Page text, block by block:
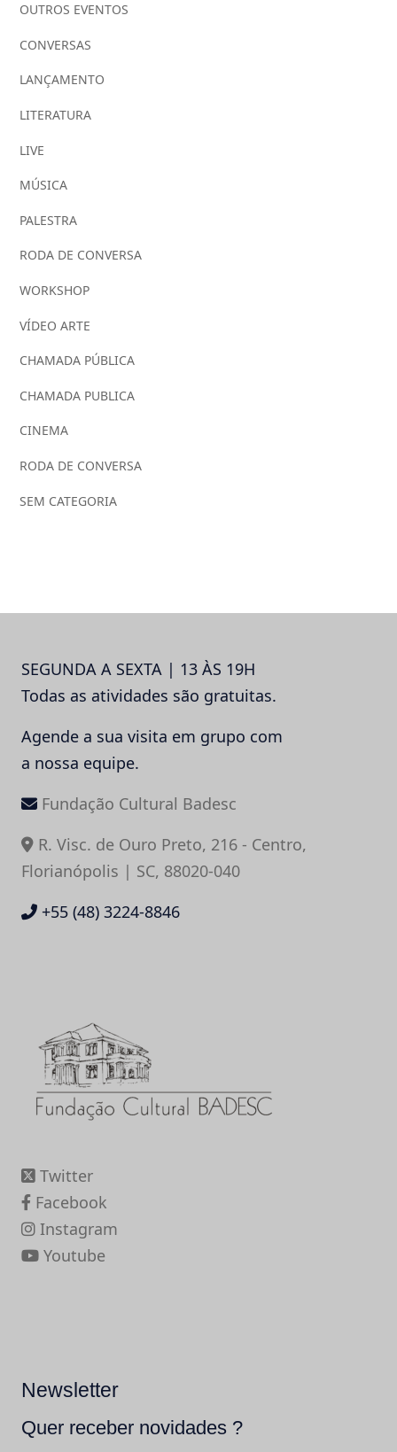
OUTROS EVENTOS
CONVERSAS
LANÇAMENTO
LITERATURA
LIVE
MÚSICA
PALESTRA
RODA DE CONVERSA
WORKSHOP
VÍDEO ARTE
CHAMADA PÚBLICA
CHAMADA PUBLICA
CINEMA
RODA DE CONVERSA
SEM CATEGORIA
SEGUNDA A SEXTA | 13 ÀS 19H
Todas as atividades são gratuitas.
Agende a sua visita em grupo com
a nossa equipe.
Fundação Cultural Badesc
R. Visc. de Ouro Preto, 216 - Centro,
Florianópolis | SC, 88020-040
+55 (48) 3224-8846
Twitter
Facebook
Instagram
Youtube
Newsletter
Quer receber novidades ?